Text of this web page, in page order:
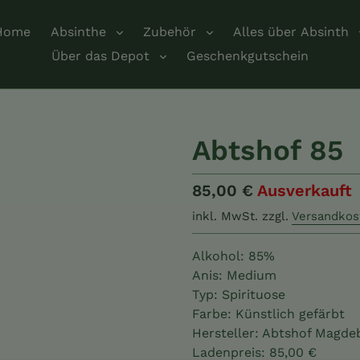
Absinthe Zubehör
Alles über Absinth
Über das Depot
Geschenkgutschein
Abtshof 85
Normaler
Preis
85,00 € Ausverkauft
inkl. MwSt. zzgl.
Alkohol: 85%
Anis: Medium
Typ: Spirituose
Farbe: Künstlich gefärbt
Hersteller: Abtshof
Ladenpreis: 85,00 €